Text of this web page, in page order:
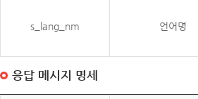
s_lang_nm 언어명
응답 메시지 명세